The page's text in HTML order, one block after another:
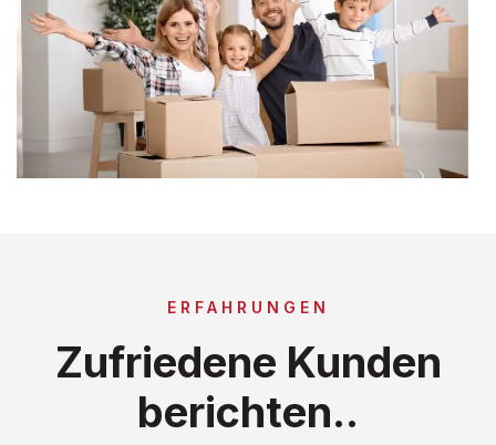
ERFAHRUNGEN
Zufriedene Kunden
berichten..